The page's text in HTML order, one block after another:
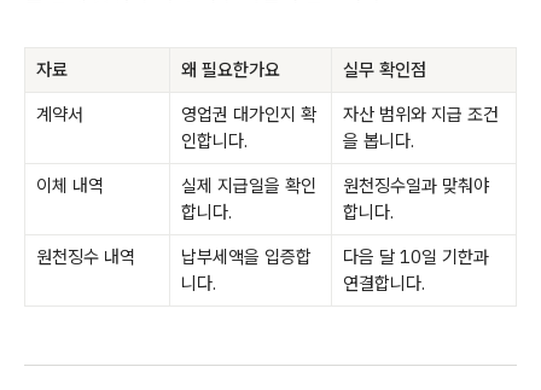
자료 왜 필요한가요
실무 확인점
계약서
영업권 대가인지 확
인합니다.
자산 범위와 지급 조건
을 봅니다.
이체 내역
실제 지급일을 확인
합니다.
원천징수일과 맞춰야
합니다.
원천징수 내역
납부세액을 입증합
니다.
다음 달 10일 기한과
연결합니다.